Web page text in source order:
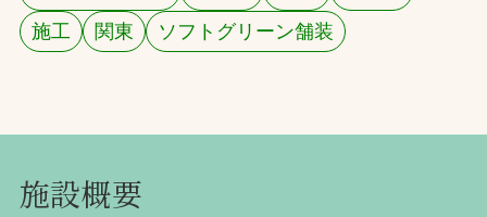
採用情報
お取引先の皆様へ
施工
関東 ソフトグリーン舗装
施設概要